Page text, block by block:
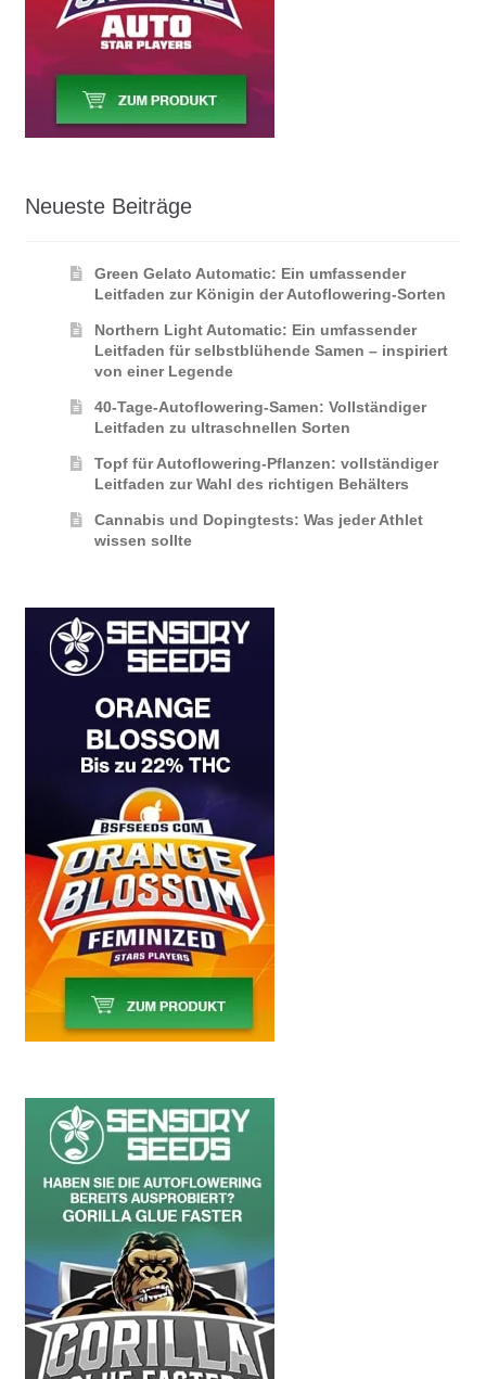
Neueste Beiträge
Green Gelato Automatic: Ein umfassender
Leitfaden zur Königin der Autoflowering‑Sorten
Northern Light Automatic: Ein umfassender
Leitfaden für selbstblühende Samen – inspiriert
von einer Legende
40-Tage-Autoflowering-Samen: Vollständiger
Leitfaden zu ultraschnellen Sorten
Topf für Autoflowering-Pflanzen: vollständiger
Leitfaden zur Wahl des richtigen Behälters
Cannabis und Dopingtests: Was jeder Athlet
wissen sollte